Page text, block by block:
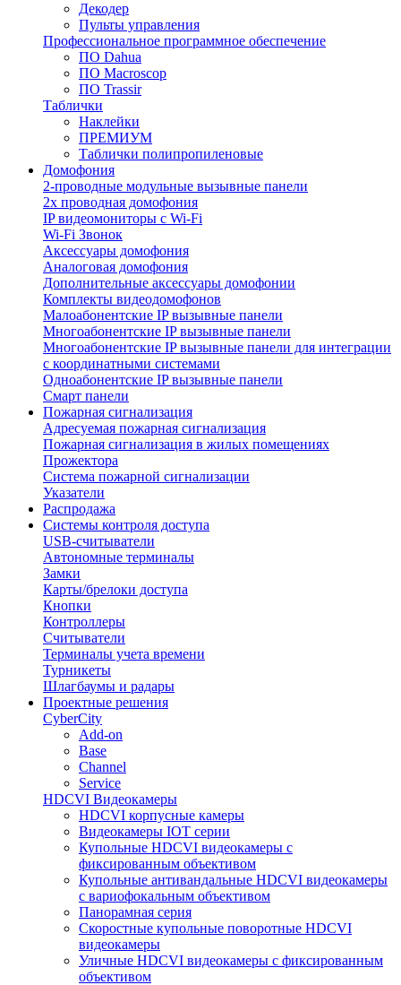
Декодер
Пульты управления
Профессиональное программное обеспечение
ПО Dahua
ПО Macroscop
ПО Trassir
Таблички
Наклейки
ПРЕМИУМ
Таблички полипропиленовые
Домофония
2-проводные модульные вызывные панели
2х проводная домофония
IP видеомониторы с Wi-Fi
Wi-Fi Звонок
Аксессуары домофония
Аналоговая домофония
Дополнительные аксессуары домофонии
Комплекты видеодомофонов
Малоабонентские IP вызывные панели
Многоабонентские IP вызывные панели
Многоабонентские IP вызывные панели для интеграции
с координатными системами
Одноабонентские IP вызывные панели
Смарт панели
Пожарная сигнализация
Адресуемая пожарная сигнализация
Пожарная сигнализация в жилых помещениях
Прожектора
Система пожарной сигнализации
Указатели
Распродажа
Системы контроля доступа
USB-считыватели
Автономные терминалы
Замки
Карты/брелоки доступа
Кнопки
Контроллеры
Считыватели
Терминалы учета времени
Турникеты
Шлагбаумы и радары
Проектные решения
CyberCity
Add-on
Base
Channel
Service
HDCVI Видеокамеры
HDCVI корпусные камеры
Видеокамеры IOT серии
Купольные HDCVI видеокамеры с
фиксированным объективом
Купольные антивандальные HDCVI видеокамеры
с вариофокальным объективом
Панорамная серия
Скоростные купольные поворотные HDCVI
видеокамеры
Уличные HDCVI видеокамеры с фиксированным
объективом